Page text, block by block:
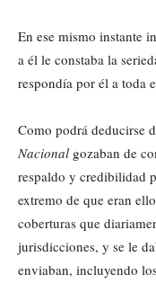
En ese mismo instante
a él le constaba la
respondía por él a toda
Como podrá deducirse
Nacional gozaban de
respaldo y credibilidad
extremo de que eran
coberturas que
jurisdicciones, y se le
enviaban, incluyendo